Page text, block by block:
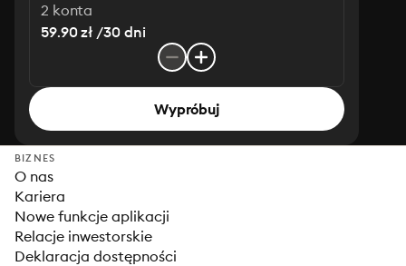
2 konta
59.90 zł /30 dni
Wypróbuj
BIZNES
O nas
Kariera
Nowe funkcje aplikacji
Relacje inwestorskie
Deklaracja dostępności